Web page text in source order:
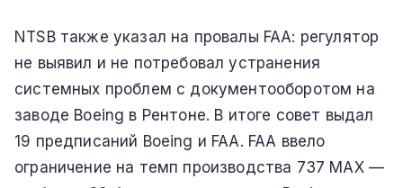
NTSB также указал на провалы FAA: регулятор
не выявил и не потребовал устранения
системных проблем с документооборотом на
заводе Boeing в Рентоне. В итоге совет выдал
19 предписаний Boeing и FAA. FAA ввело
ограничение на темп производства 737 MAX —